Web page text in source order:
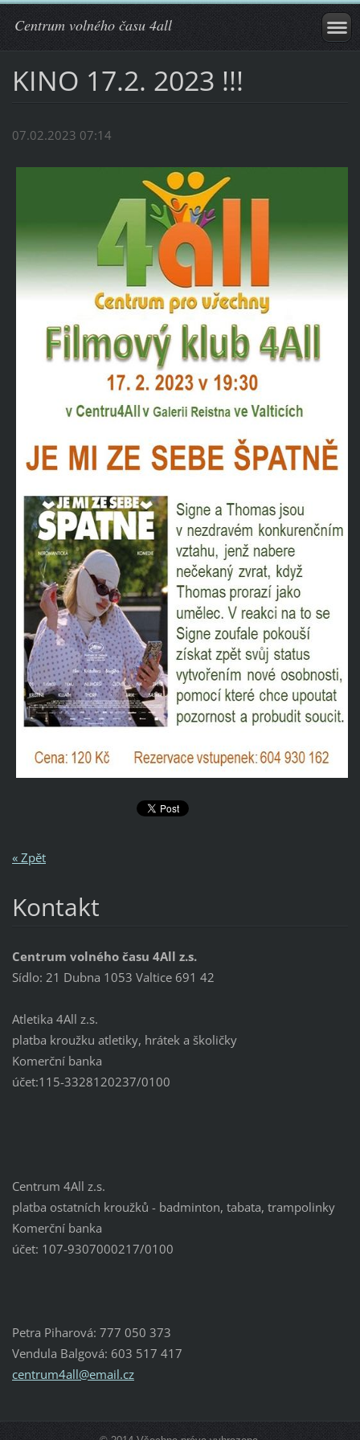
Centrum volného času 4all
KINO 17.2. 2023 !!!
07.02.2023 07:14
« Zpět
Kontakt
Centrum volného času 4All z.s.
Sídlo: 21 Dubna 1053 Valtice 691 42
Atletika 4All z.s.
platba kroužku atletiky, hrátek a školičky
Komerční banka
účet:115-3328120237/0100
Centrum 4All z.s.
platba ostatních kroužků - badminton, tabata, trampolinky
Komerční banka
účet: 107-9307000217/0100
Petra Piharová: 777 050 373
Vendula Balgová: 603 517 417
centrum4all@email.cz